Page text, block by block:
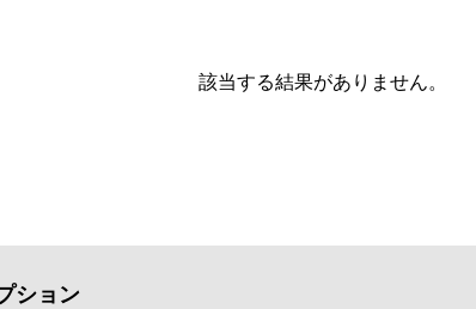
該当する結果がありません。
ション